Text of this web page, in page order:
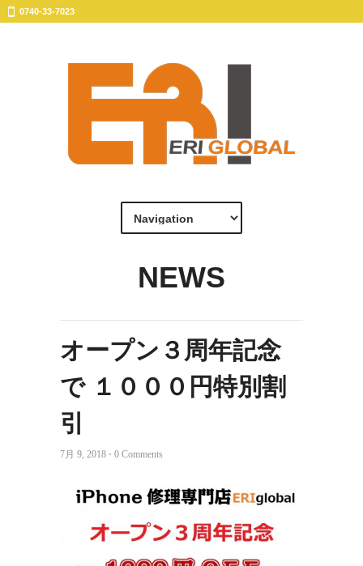
0740-33-7023
NEWS
オープン３周年記念
で １０００円特別割
引
7月 9, 2018 ⋅ 0 Comments